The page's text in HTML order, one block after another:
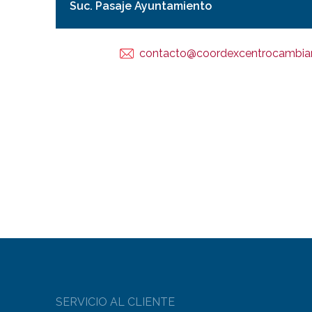
Suc. Pasaje Ayuntamiento
SERVICIO AL CLIENTE